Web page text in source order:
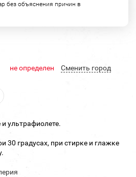
без объяснения причин в
не определен Cменить город
и ультрафиолете.
30 градусах, при стирке и глажке